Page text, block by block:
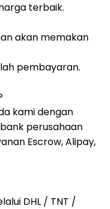
terbaik.
akan memakan
pembayaran.
kami dengan
perusahaan
Escrow, Alipay,
DHL / TNT /